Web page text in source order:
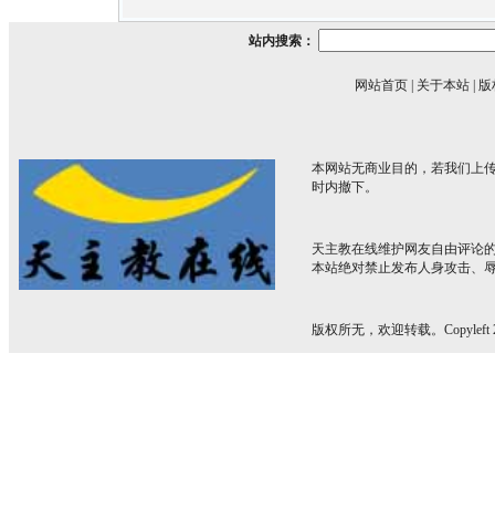
站内搜索：
网站首页 关于本站 版
本网站无商业目的，若我们上
时内撤下。
天主教在线维护网友自由评论
本站绝对禁止发布人身攻击、
版权所无，欢迎转载。